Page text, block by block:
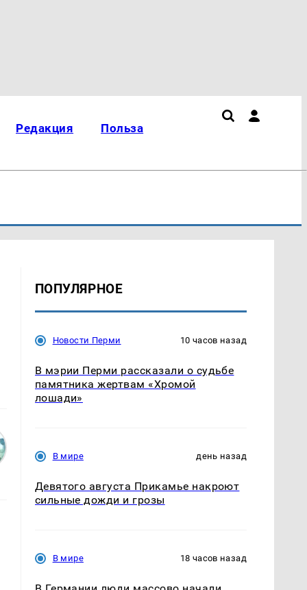
Редакция Польза
ПОПУЛЯРНОЕ
Новости Перми 10 часов назад
В мэрии Перми рассказали о судьбе
памятника жертвам «Хромой
лошади»
В мире день назад
Девятого августа Прикамье накроют
сильные дожди и грозы
В мире 18 часов назад